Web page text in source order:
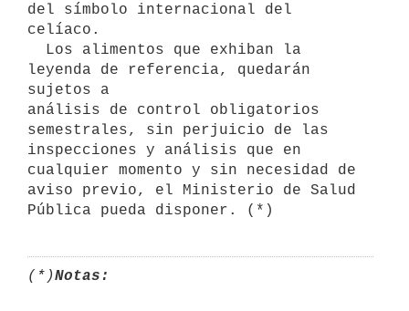
del símbolo internacional del
celíaco.
leyenda de referencia, quedarán
sujetos a
análisis de control obligatorios
semestrales, sin perjuicio de las
inspecciones y análisis que en
cualquier momento y sin necesidad de
aviso previo, el Ministerio de Salud
(*)Notas: